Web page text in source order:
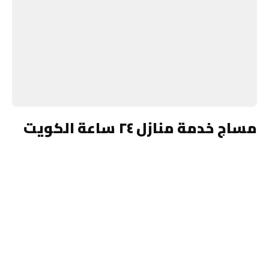
مساج خدمة منازل ٢٤ ساعة الكويت